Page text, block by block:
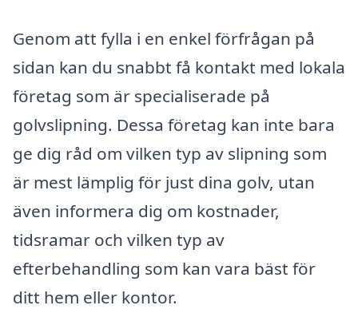
Genom att fylla i en enkel förfrågan på
sidan kan du snabbt få kontakt med lokala
företag som är specialiserade på
golvslipning. Dessa företag kan inte bara
ge dig råd om vilken typ av slipning som
är mest lämplig för just dina golv, utan
även informera dig om kostnader,
tidsramar och vilken typ av
efterbehandling som kan vara bäst för
ditt hem eller kontor.